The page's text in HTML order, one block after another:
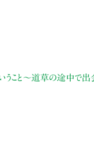
いうこと〜道草の途中で出